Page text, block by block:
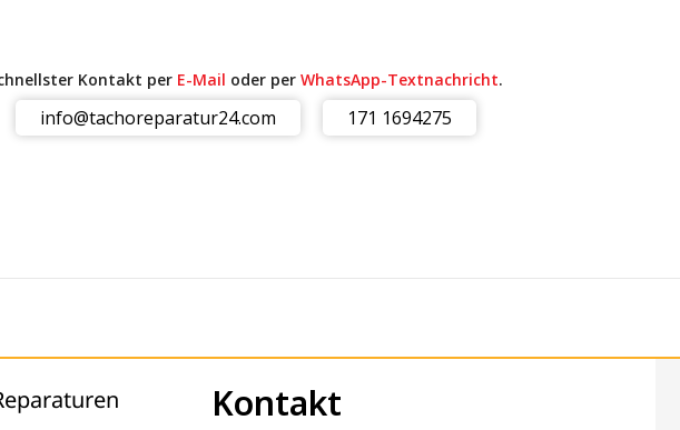
Kontakt per E-Mail oder perWhatsApp-Textnachricht.
info@tachoreparatur24.com 171 1694275
Kontakt